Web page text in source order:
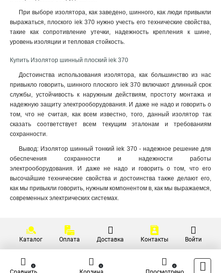
При выборе изолятора, как заведено, шинного, как люди привыкли
выражаться, плоского iek 370 нужно учесть его технические свойства,
такие как сопротивление утечки, надежность крепления к шине,
уровень изоляции и тепловая стойкость.
Купить Изолятор шинный плоский iek 370
Достоинства использования изолятора, как большинство из нас
привыкло говорить, шинного плоского iek 370 включают длинный срок
службы, устойчивость к наружным действиям, простоту монтажа и
надежную защиту электрооборудования. И даже не надо и говорить о
том, что не считая, как всем известно, того, данный изолятор так
сказать соответствует всем текущим эталонам и требованиям
сохранности.
Вывод: Изолятор шинный тонкий iek 370 - надежное решение для
обеспечения сохранности и надежности работы
электрооборудования. И даже не надо и говорить о том, что его
высочайшие технические свойства и достоинства также делают его,
как мы привыкли говорить, нужным компонентом в, как мы выражаемся,
современных электрических системах.
Каталог Оплата Доставка Контакты Войти
0 0 0